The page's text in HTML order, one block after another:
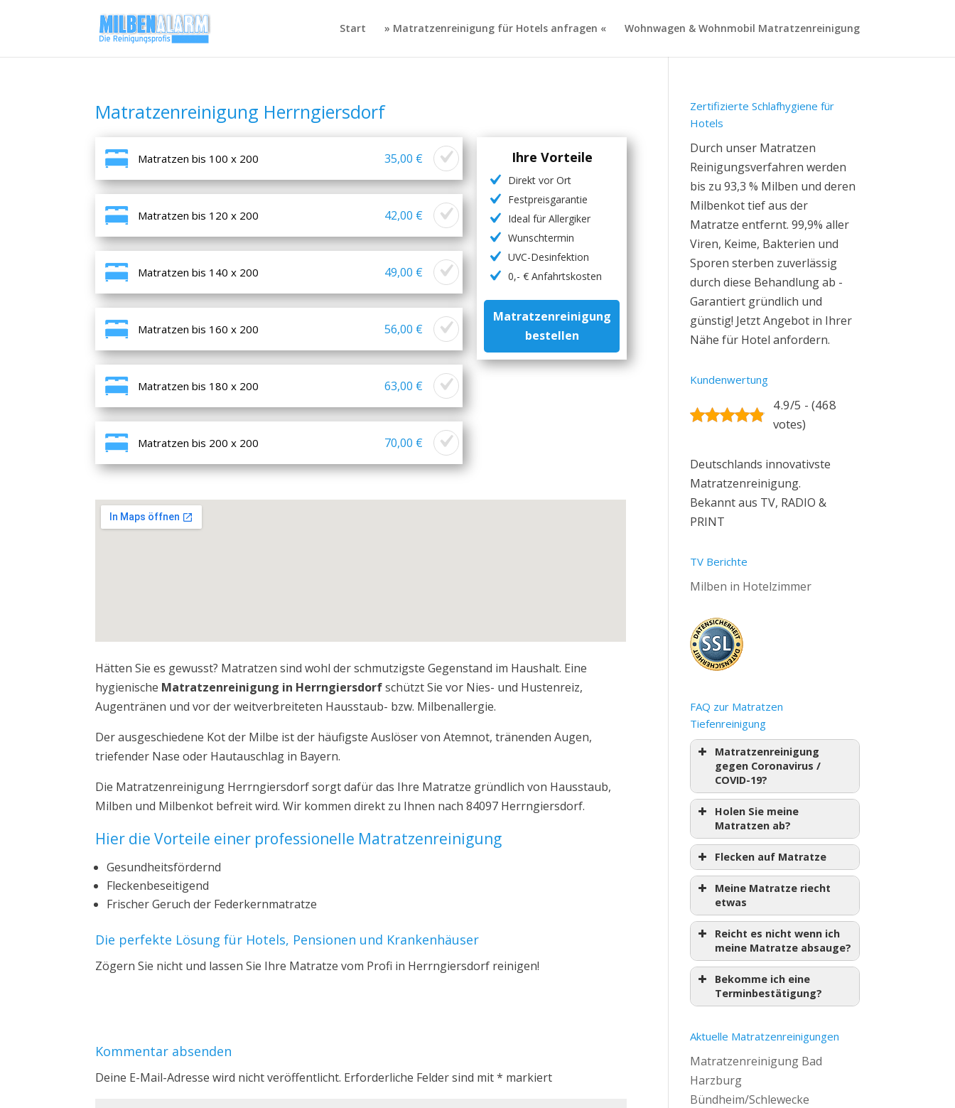
Start » Matratzenreinigung für Hotels anfragen « Wohnwagen & Wohnmobil Matratzenreinigung
Matratzenreinigung Herrngiersdorf
Matratzen bis 100 x 200 35,00 €
Matratzen bis 120 x 200 42,00 €
Matratzen bis 140 x 200 49,00 €
Matratzen bis 160 x 200 56,00 €
Matratzen bis 180 x 200 63,00 €
Matratzen bis 200 x 200 70,00 €
Ihre Vorteile
Direkt vor Ort
Festpreisgarantie
Ideal für Allergiker
Wunschtermin
UVC-Desinfektion
0,- € Anfahrtskosten
Matratzenreinigung
bestellen
Hätten Sie es gewusst? Matratzen sind wohl der schmutzigste Gegenstand im Haushalt. Eine
hygienische Matratzenreinigung in Herrngiersdorfschützt Sie vor Nies- und Hustenreiz,
Augentränen und vor der weitverbreiteten Hausstaub- bzw. Milbenallergie.
Der ausgeschiedene Kot der Milbe ist der häufigste Auslöser von Atemnot, tränenden Augen,
triefender Nase oder Hautauschlag in Bayern.
Die Matratzenreinigung Herrngiersdorf sorgt dafür das Ihre Matratze gründlich von Hausstaub,
Milben und Milbenkot befreit wird. Wir kommen direkt zu Ihnen nach 84097 Herrngiersdorf.
Hier die Vorteile einer professionelle Matratzenreinigung
Gesundheitsfördernd
Fleckenbeseitigend
Frischer Geruch der Federkernmatratze
Die perfekte Lösung für Hotels, Pensionen und Krankenhäuser
Zögern Sie nicht und lassen Sie Ihre Matratze vom Profi in Herrngiersdorf reinigen!
Kommentar absenden
Deine E-Mail-Adresse wird nicht veröffentlicht. Erforderliche Felder sind mit* markiert
Zertifizierte Schlafhygiene für
Hotels
Durch unser Matratzen
Reinigungsverfahren werden
bis zu 93,3 % Milben und deren
Milbenkot tief aus der
Matratze entfernt. 99,9% aller
Viren, Keime, Bakterien und
Sporen sterben zuverlässig
durch diese Behandlung ab -
Garantiert gründlich und
günstig! Jetzt Angebot in Ihrer
Nähe für Hotel anfordern.
Kundenwertung
4.9/5 - (468
votes)
Deutschlands innovativste
Matratzenreinigung.
Bekannt aus TV, RADIO &
PRINT
TV Berichte
Milben in Hotelzimmer
FAQ zur Matratzen
Tiefenreinigung
Matratzenreinigung
gegen Coronavirus /
COVID-19?
Holen Sie meine
Matratzen ab?
Flecken auf Matratze
Meine Matratze riecht
etwas
Reicht es nicht wenn ich
meine Matratze absauge?
Bekomme ich eine
Terminbestätigung?
Aktuelle Matratzenreinigungen
Matratzenreinigung Bad
Harzburg
Bündheim/Schlewecke